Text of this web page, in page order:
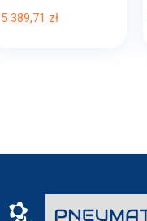
5 389,71 zł